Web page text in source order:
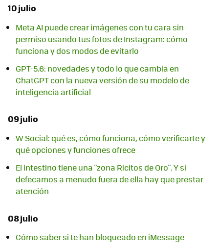
10 julio
Meta AI puede crear imágenes con tu cara sin
permiso usando tus fotos de Instagram: cómo
funciona y dos modos de evitarlo
GPT-5.6: novedades y todo lo que cambia en
ChatGPT con la nueva versión de su modelo de
inteligencia artificial
09 julio
W Social: qué es, cómo funciona, cómo verificarte y
qué opciones y funciones ofrece
El intestino tiene una "zona Ricitos de Oro". Y si
defecamos a menudo fuera de ella hay que prestar
atención
08 julio
Cómo saber si te han bloqueado en iMessage